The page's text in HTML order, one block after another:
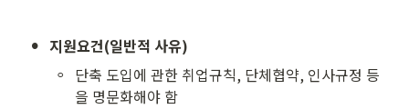
• 지원요건(일반적 사유)
◦ 단축 도입에 관한 취업규칙, 단체협약, 인사규정 등
을 명문화해야 함